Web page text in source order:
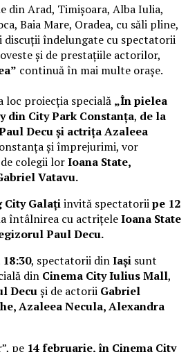
din Arad, Timișoara, Alba Iulia,
Baia Mare, Oradea, cu săli pline,
discuții îndelungate cu spectatorii
și de prestațiile actorilor,
continuă în mai multe orașe.
loc proiecția specială „În pielea
din City Park Constanța, de la
Decu și actrița Azaleea
și împrejurimi, vor
colegii lorIoana State,
Vatavu.
City Galațiinvită spectatoriipe 12
întâlnirea cu actrițeleIoana State
Paul Decu.
, spectatorii dinIași sunt
din Cinema City Iulius Mall,
Decuși de actorii Gabriel
Azaleea Necula, Alexandra
pe 14 februarie, în Cinema City